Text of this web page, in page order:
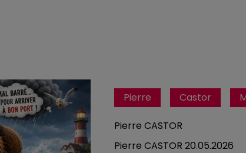
Pierre Castor
Pierre CASTOR
Pierre CASTOR 20.05.2026